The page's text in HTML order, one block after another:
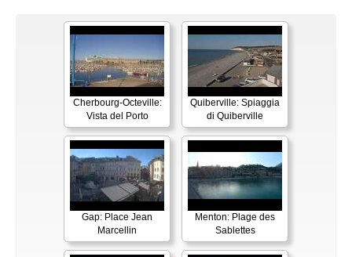
Cherbourg-Octeville:
Vista del Porto
Quiberville: Spiaggia
di Quiberville
Gap: Place Jean
Marcellin
Menton: Plage des
Sablettes